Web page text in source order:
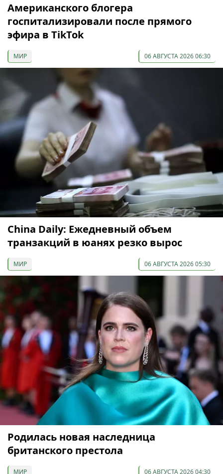
Американского блогера
госпитализировали после прямого
эфира в TikTok
МИР 06 АВГУСТА 2026 06:30
China Daily: Ежедневный объем
транзакций в юанях резко вырос
МИР 06 АВГУСТА 2026 05:30
Родилась новая наследница
британского престола
МИР 06 АВГУСТА 2026 04:30